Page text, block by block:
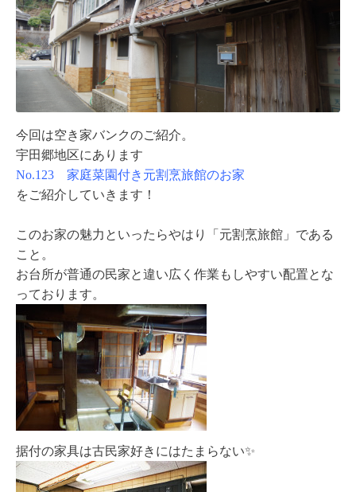
今回は空き家バンクのご紹介。
宇田郷地区にあります
No.123 家庭菜園付き元割烹旅館のお家
をご紹介していきます！
このお家の魅力といったらやはり「元割烹旅館」である
こと。
お台所が普通の民家と違い広く作業もしやすい配置とな
っております。
据付の家具は古民家好きにはたまらない✨